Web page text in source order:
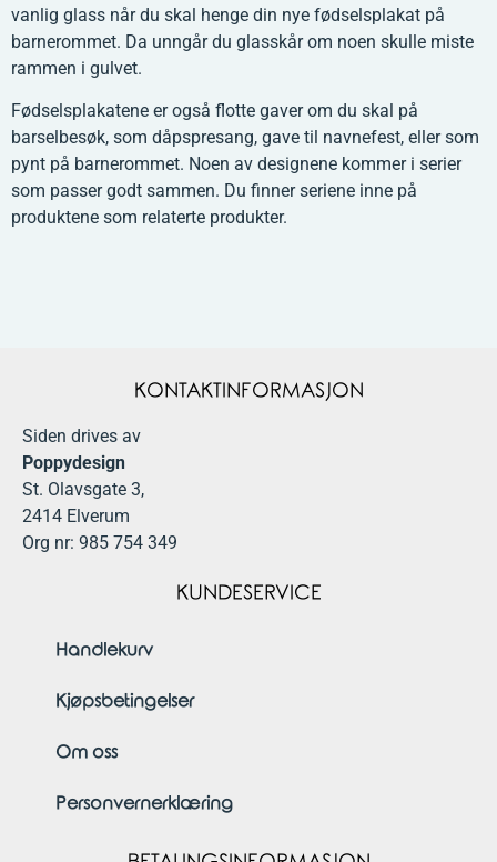
vanlig glass når du skal henge din nye fødselsplakat på
barnerommet. Da unngår du glasskår om noen skulle miste
rammen i gulvet.
Fødselsplakatene er også flotte gaver om du skal på
barselbesøk, som dåpspresang, gave til navnefest, eller som
pynt på barnerommet. Noen av designene kommer i serier
som passer godt sammen. Du finner seriene inne på
produktene som relaterte produkter.
KONTAKTINFORMASJON
Siden drives av
Poppydesign
St. Olavsgate 3,
2414 Elverum
Org nr: 985 754 349
KUNDESERVICE
Handlekurv
Kjøpsbetingelser
Om oss
Personvernerklæring